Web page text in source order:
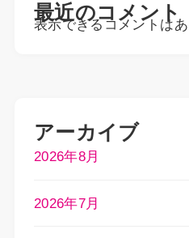
最近のコメント
表示できるコメントはあ
アーカイブ
2026年8月
2026年7月